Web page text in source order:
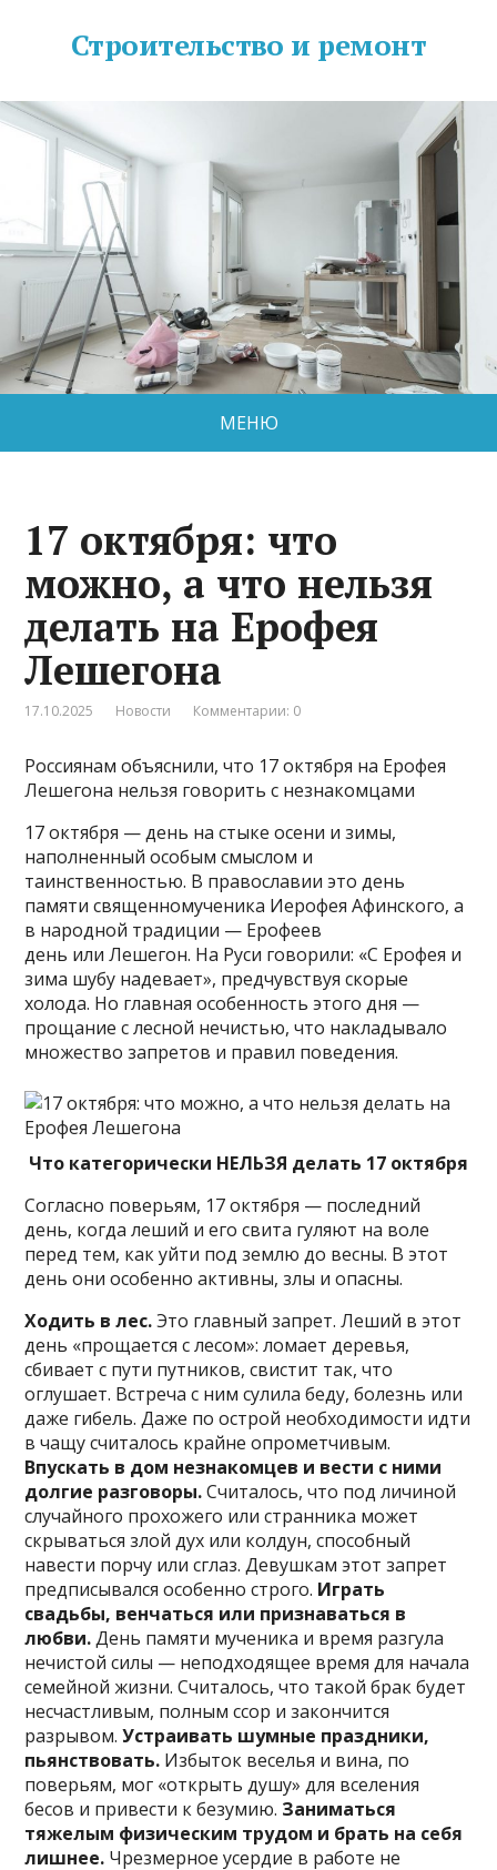
Строительство и ремонт
МЕНЮ
17 октября: что
можно, а что нельзя
делать на Ерофея
Лешегона
17.10.2025 Новости Комментарии: 0
Россиянам объяснили, что 17 октября на Ерофея
Лешегона нельзя говорить с незнакомцами
17 октября — день на стыке осени и зимы,
наполненный особым смыслом и
таинственностью. В православии это день
памяти священномученика Иерофея Афинского, а
в народной традиции — Ерофеев
день или Лешегон. На Руси говорили: «С Ерофея и
зима шубу надевает», предчувствуя скорые
холода. Но главная особенность этого дня —
прощание с лесной нечистью, что накладывало
множество запретов и правил поведения.
Что категорически НЕЛЬЗЯ делать 17 октября
Согласно поверьям, 17 октября — последний
день, когда леший и его свита гуляют на воле
перед тем, как уйти под землю до весны. В этот
день они особенно активны, злы и опасны.
Ходить в лес.Это главный запрет. Леший в этот
день «прощается с лесом»: ломает деревья,
сбивает с пути путников, свистит так, что
оглушает. Встреча с ним сулила беду, болезнь или
даже гибель. Даже по острой необходимости идти
в чащу считалось крайне опрометчивым.
Впускать в дом незнакомцев и вести с ними
долгие разговоры.Считалось, что под личиной
случайного прохожего или странника может
скрываться злой дух или колдун, способный
навести порчу или сглаз. Девушкам этот запрет
предписывался особенно строго. Играть
свадьбы, венчаться или признаваться в
любви.День памяти мученика и время разгула
нечистой силы — неподходящее время для начала
семейной жизни. Считалось, что такой брак будет
несчастливым, полным ссор и закончится
разрывом.Устраивать шумные праздники,
пьянствовать. Избыток веселья и вина, по
поверьям, мог «открыть душу» для вселения
бесов и привести к безумию. Заниматься
тяжелым физическим трудом и брать на себя
лишнее. Чрезмерное усердие в работе не